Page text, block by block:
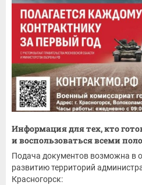
Информация для тех, кто
и воспользоваться всеми
Подача документов возможна в
развитию территорий
Красногорск: